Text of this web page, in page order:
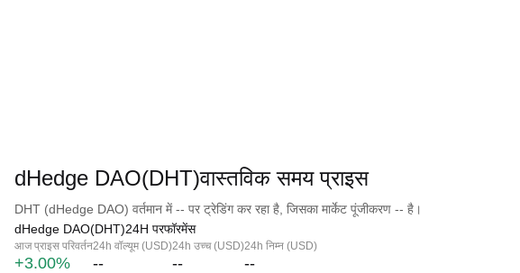
dHedge DAO(DHT)वास्तविक समय प्राइस
DHT (dHedge DAO) वर्तमान में -- पर ट्रेडिंग कर रहा है, जिसका मार्केट पूंजीकरण -- है।
dHedge DAO(DHT)24H परफॉरमेंस
आज प्राइस परिवर्तन
+3.00%
24h वॉल्यूम (USD)
--
24h उच्च (USD)
--
24h निम्न (USD)
--